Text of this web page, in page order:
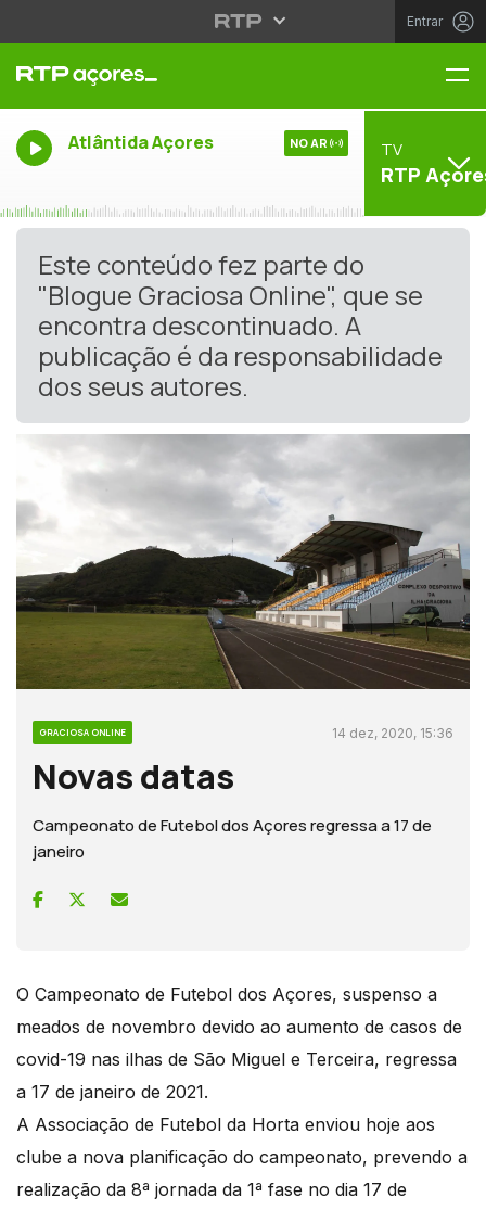
Entrar
Atlântida Açores NO AR TV
RTP
Este conteúdo fez parte do
"Blogue Graciosa Online", que se
encontra descontinuado. A
publicação é da responsabilidade
dos seus autores.
GRACIOSA ONLINE 14 dez, 2020, 15:36
Novas datas
Campeonato de Futebol dos Açores regressa a 17 de
janeiro
O Campeonato de Futebol dos Açores, suspenso a
meados de novembro devido ao aumento de casos de
covid-19 nas ilhas de São Miguel e Terceira, regressa
a 17 de janeiro de 2021.
A Associação de Futebol da Horta enviou hoje aos
clube a nova planificação do campeonato, prevendo a
realização da 8ª jornada da 1ª fase no dia 17 de